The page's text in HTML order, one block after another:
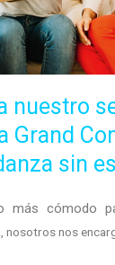
nuestro
Grand
sin
más cómodo
nosotros nos